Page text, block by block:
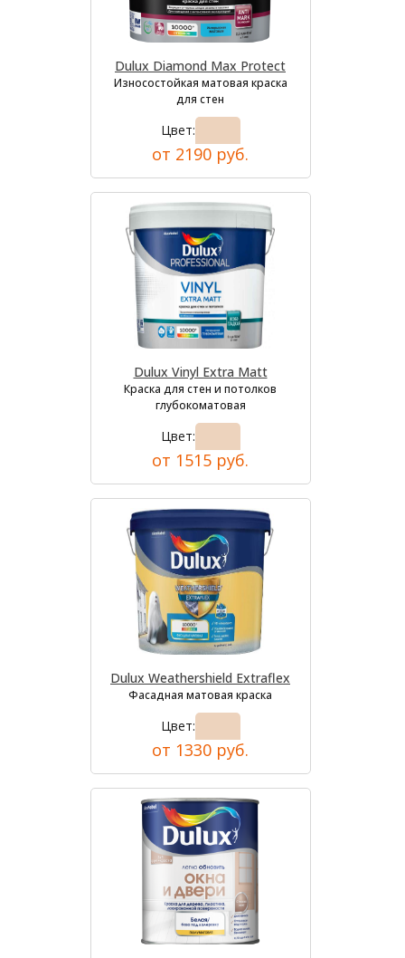
Dulux Diamond Max Protect
Износостойкая матовая краска
для стен
Цвет:
от 2190 руб.
Dulux Vinyl Extra Matt
Краска для стен и потолков
глубокоматовая
Цвет:
от 1515 руб.
Dulux Weathershield Extraflex
Фасадная матовая краска
Цвет:
от 1330 руб.